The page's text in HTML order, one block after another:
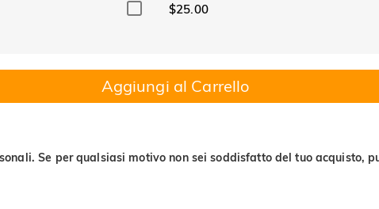
$25.00
Aggiungi al Carrello
Se per qualsiasi motivo non sei soddisfatto del tuo acquisto,